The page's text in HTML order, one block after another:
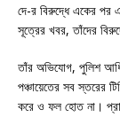
দে-র বিরুদ্ধে একের পর
সূত্রের খবর, তাঁদের
তাঁর অভিযোগ, পুলিশ
পঞ্চায়েতের সব স্তরের
করে ও ফল হোত না।